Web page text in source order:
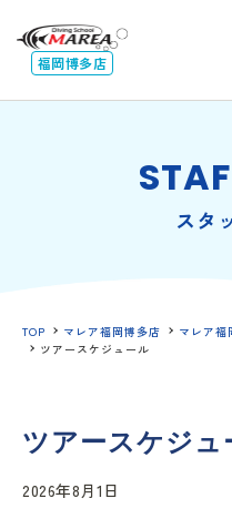
福岡博多店
スタ
TOP マレア福岡博多店
マレア福
ツアースケジュール
ツアースケジュ
2026年8月1日